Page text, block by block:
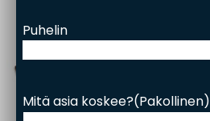
Kiertoilmatakat ja kamiinat
Grillit ja pihakeittiöt
Hormit
Puhelin
Mitä asia koskee?(Pakollinen)